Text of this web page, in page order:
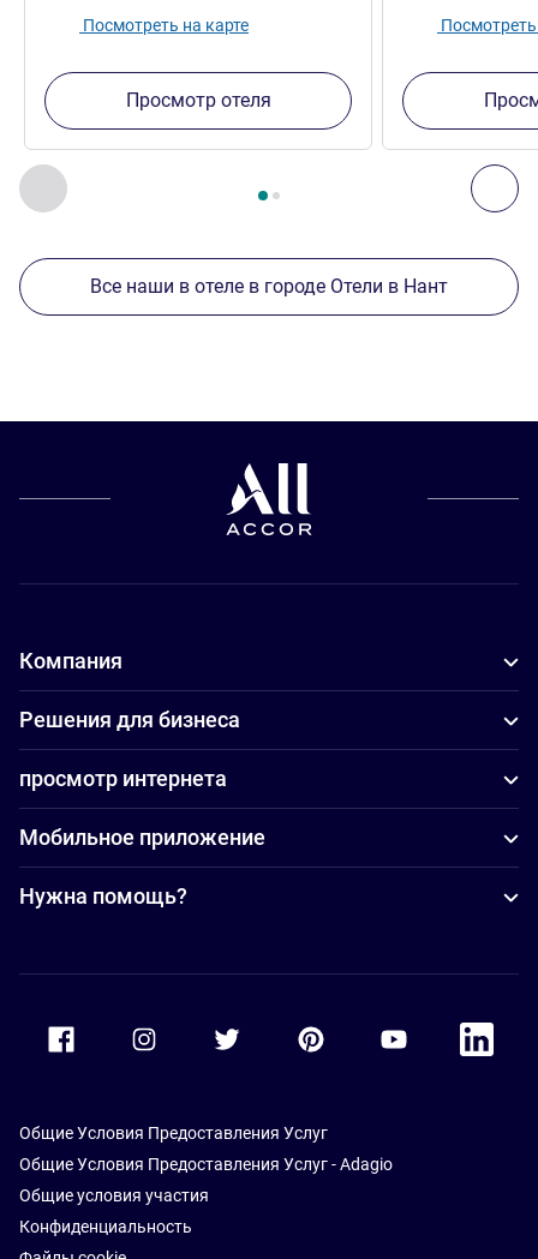
Назад - Другие отели поблизости
Страница , Другие отели поблизости 1 :, Другие
Посмотреть на карте
Просмотр отеля
Посмотреть
Все наши в отеле в городе Отели в Нант
Компания
Решения для бизнеса
просмотр интернета
Мобильное приложение
Нужна помощь?
Accor Facebook Accor TwitterAccor PinterestAccor Youtube
Accor
Общие Условия Предоставления Услуг
Общие Условия Предоставления Услуг - Adagio
Общие условия участия
Конфиденциальность